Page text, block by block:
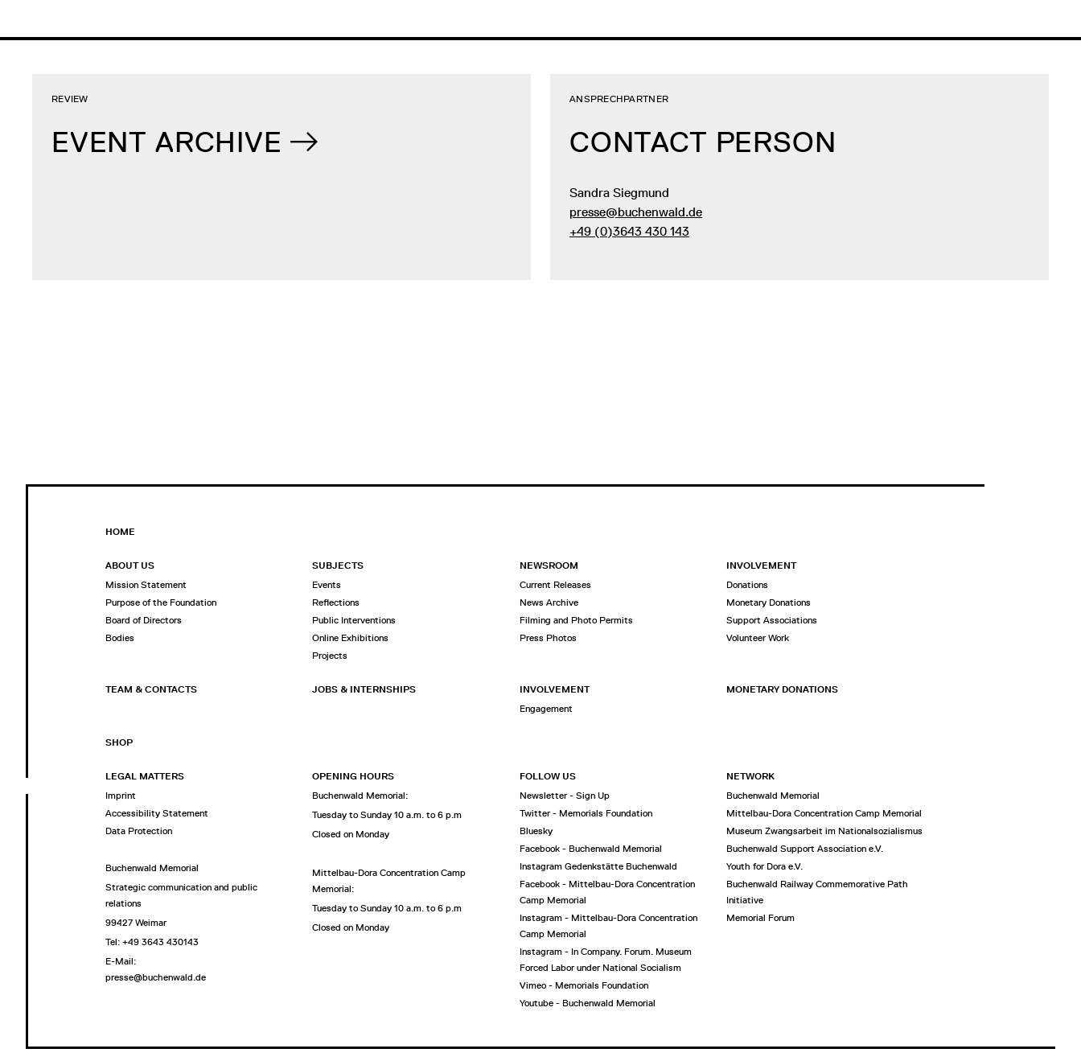
EVENT ARCHIVE
REVIEW
CONTACT PERSON
ANSPRECHPARTNER
Sandra Siegmund
presse@buchenwald.de
+49 (0)3643 430 143
HOME
ABOUT US
Mission Statement
Purpose of the Foundation
Board of Directors
Bodies
SUBJECTS
Events
Reflections
Public Interventions
Online Exhibitions
Projects
NEWSROOM
Current Releases
News Archive
Filming and Photo Permits
Press Photos
INVOLVEMENT
Donations
Monetary Donations
Support Associations
Volunteer Work
TEAM & CONTACTS JOBS & INTERNSHIPS
INVOLVEMENT
Engagement
MONETARY DONATIONS
SHOP
LEGAL MATTERS
Imprint
Accessibility Statement
Data Protection
Buchenwald Memorial
Strategic communication and public
relations
99427 Weimar
Tel: +49 3643 430143
E-Mail:
presse@buchenwald.de
OPENING HOURS
Buchenwald Memorial:
Tuesday to Sunday 10 a.m. to 6 p.m
Closed on Monday
Mittelbau-Dora Concentration Camp
Memorial:
Tuesday to Sunday 10 a.m. to 6 p.m
Closed on Monday
FOLLOW US
Newsletter - Sign Up
Twitter - Memorials Foundation
Bluesky
Facebook - Buchenwald Memorial
Instagram Gedenkstätte Buchenwald
Facebook - Mittelbau-Dora Concentration
Camp Memorial
Instagram - Mittelbau-Dora Concentration
Camp Memorial
Instagram - In Company. Forum. Museum
Forced Labor under National Socialism
Vimeo - Memorials Foundation
Youtube - Buchenwald Memorial
NETWORK
Buchenwald Memorial
Mittelbau-Dora Concentration Camp Memorial
Museum Zwangsarbeit im Nationalsozialismus
Buchenwald Support Association e.V.
Youth for Dora e.V.
Buchenwald Railway Commemorative Path
Initiative
Memorial Forum